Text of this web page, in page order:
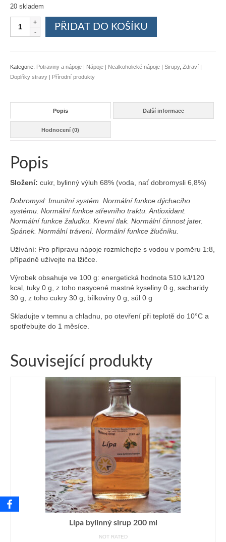
20 skladem
Dobromysl
bylinný
množství
PŘIDAT DO KOŠÍKU
Kategorie: Potraviny a nápoje | Nápoje | Nealkoholické nápoje | Sirupy, Zdraví |
Doplňky stravy | Přírodní produkty
Popis Další informace
Hodnocení (0)
Popis
Složení: cukr, bylinný výluh 68% (voda, nať dobromysli 6,8%)
Dobromysl: Imunitní systém. Normální funkce dýchacího
systému. Normální funkce střevního traktu. Antioxidant.
Normální funkce žaludku. Krevní tlak. Normální činnost jater.
Spánek. Normální trávení. Normální funkce žlučníku.
Užívání: Pro přípravu nápoje rozmíchejte s vodou v poměru 1:8,
případně užívejte na lžičce.
Výrobek obsahuje ve 100 g: energetická hodnota 510 kJ/120
kcal, tuky 0 g, z toho nasycené mastné kyseliny 0 g, sacharidy
30 g, z toho cukry 30 g, bílkoviny 0 g, sůl 0 g
Skladujte v temnu a chladnu, po otevření při teplotě do 10°C a
spotřebujte do 1 měsíce.
Související produkty
Lípa bylinný sirup 200 ml
NOT RATED